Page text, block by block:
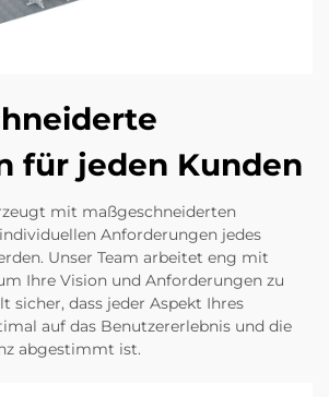
für jeden Kunden
mit maßgeschneiderten
Anforderungen jedes
Unser Team arbeitet eng mit
Ihre Vision und Anforderungen zu
sicher, dass jeder Aspekt Ihres
auf das Benutzererlebnis und die
abgestimmt ist.